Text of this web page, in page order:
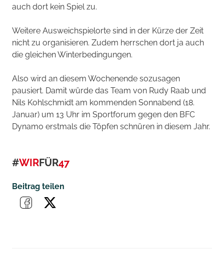
auch dort kein Spiel zu.
Weitere Ausweichspielorte sind in der Kürze der Zeit
nicht zu organisieren. Zudem herrschen dort ja auch
die gleichen Winterbedingungen.
Also wird an diesem Wochenende sozusagen
pausiert. Damit würde das Team von Rudy Raab und
Nils Kohlschmidt am kommenden Sonnabend (18.
Januar) um 13 Uhr im Sportforum gegen den BFC
Dynamo erstmals die Töpfen schnüren in diesem Jahr.
#WIRFÜR47
Beitrag teilen